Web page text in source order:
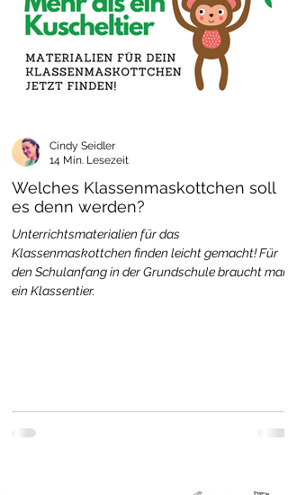
Welches Klassenmaskottchen soll
es denn werden?
Unterrichtsmaterialien für das
Klassenmaskottchen finden leicht gemacht! Für
den Schulanfang in der Grundschule braucht man
ein Klassentier.
Cindy Seidler
14 Min. Lesezeit